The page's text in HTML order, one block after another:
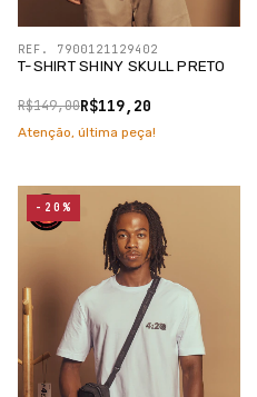
T-SHIRT SHINY SKULL PRETO
R$119,20
R$149,00
REF. 7900121129402
Atenção, última peça!
-20%